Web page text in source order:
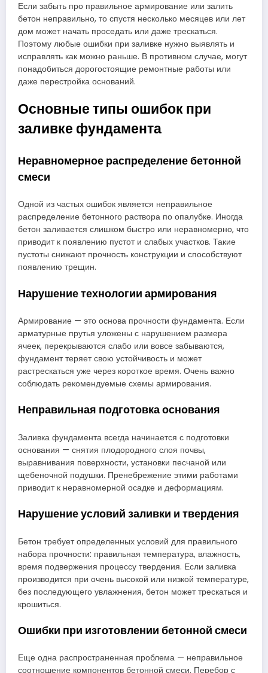
Если забыть про правильное армирование или залить
бетон неправильно, то спустя несколько месяцев или лет
дом может начать проседать или даже трескаться.
Поэтому любые ошибки при заливке нужно выявлять и
исправлять как можно раньше. В противном случае, могут
понадобиться дорогостоящие ремонтные работы или
даже перестройка оснований.
Основные типы ошибок при
заливке фундамента
Неравномерное распределение бетонной
смеси
Одной из частых ошибок является неправильное
распределение бетонного раствора по опалубке. Иногда
бетон заливается слишком быстро или неравномерно, что
приводит к появлению пустот и слабых участков. Такие
пустоты снижают прочность конструкции и способствуют
появлению трещин.
Нарушение технологии армирования
Армирование — это основа прочности фундамента. Если
арматурные прутья уложены с нарушением размера
ячеек, перекрываются слабо или вовсе забываются,
фундамент теряет свою устойчивость и может
растрескаться уже через короткое время. Очень важно
соблюдать рекомендуемые схемы армирования.
Неправильная подготовка основания
Заливка фундамента всегда начинается с подготовки
основания — снятия плодородного слоя почвы,
выравнивания поверхности, установки песчаной или
щебеночной подушки. Пренебрежение этими работами
приводит к неравномерной осадке и деформациям.
Нарушение условий заливки и твердения
Бетон требует определенных условий для правильного
набора прочности: правильная температура, влажность,
время подвержения процессу твердения. Если заливка
производится при очень высокой или низкой температуре,
без последующего увлажнения, бетон может трескаться и
крошиться.
Ошибки при изготовлении бетонной смеси
Еще одна распространенная проблема — неправильное
соотношение компонентов бетонной смеси. Перебор с